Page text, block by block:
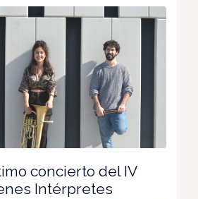
concierto del IV
Intérpretes